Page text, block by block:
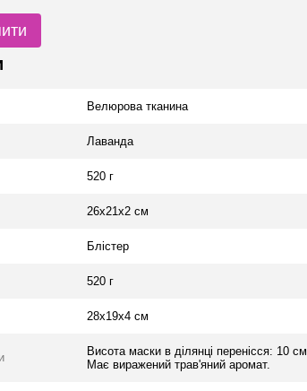
Велюрова тканина
Лаванда
520 г
26x21x2 см
Блістер
520 г
28x19x4 см
Висота маски в ділянці перенісся: 10 см
Має виражений трав'яний аромат.